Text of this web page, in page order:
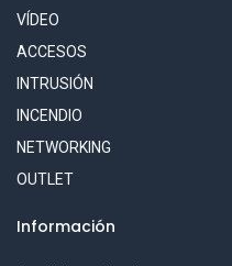
VÍDEO
ACCESOS
INTRUSIÓN
INCENDIO
NETWORKING
OUTLET
Información